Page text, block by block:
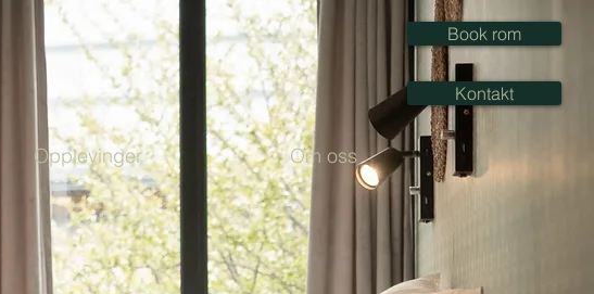
Book rom
Kontakt
Opplevinger Om oss